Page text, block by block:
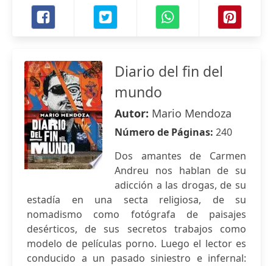
Diario del fin del
mundo
Autor: Mario Mendoza
Número de Páginas: 240
Dos amantes de Carmen
Andreu nos hablan de su
adicción a las drogas, de su
estadía en una secta religiosa, de su
nomadismo como fotógrafa de paisajes
desérticos, de sus secretos trabajos como
modelo de películas porno. Luego el lector es
conducido a un pasado siniestro e infernal: